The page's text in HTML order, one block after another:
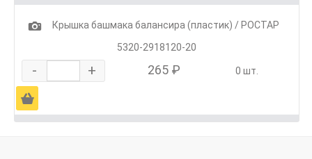
1
Крышка башмака балансира (пластик) / РОСТАР
5320-2918120-20
- + 265 ₽ 0 шт.
Ä